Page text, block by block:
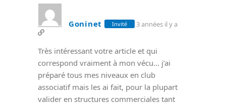
Goninet Invité 3 années il y a
Très intéressant votre article et qui
correspond vraiment à mon vécu… j’ai
préparé tous mes niveaux en club
associatif mais les ai fait, pour la plupart
valider en structures commerciales tant